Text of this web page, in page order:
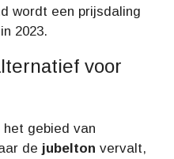
wordt een prijsdaling
2023.
voor
het gebied van
de jubelton vervalt,